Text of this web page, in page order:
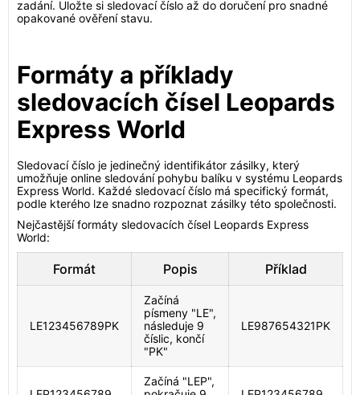
zadání. Uložte si sledovací číslo až do doručení pro snadné
opakované ověření stavu.
Formáty a příklady
sledovacích čísel Leopards
Express World
Sledovací číslo je jedinečný identifikátor zásilky, který
umožňuje online sledování pohybu balíku v systému Leopards
Express World. Každé sledovací číslo má specifický formát,
podle kterého lze snadno rozpoznat zásilky této společnosti.
Nejčastější formáty sledovacích čísel Leopards Express
World:
Formát Popis Příklad
LE123456789PK
Začíná
písmeny "LE",
následuje 9
číslic, končí
"PK"
LE987654321PK
Začíná "LEP",